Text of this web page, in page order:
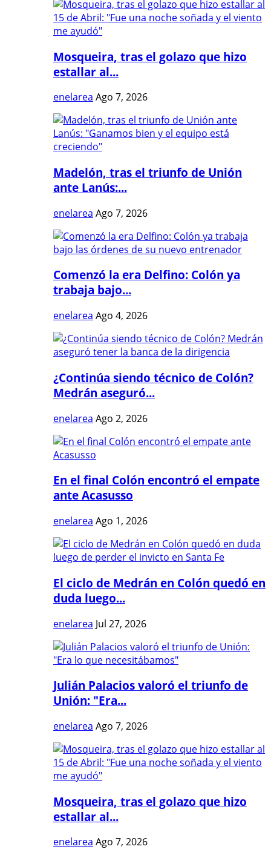
Mosqueira, tras el golazo que hizo
estallar al...
enelarea Ago 7, 2026
Madelón, tras el triunfo de Unión
ante Lanús:...
enelarea Ago 7, 2026
Comenzó la era Delfino: Colón ya
trabaja bajo...
enelarea Ago 4, 2026
¿Continúa siendo técnico de Colón?
Medrán aseguró...
enelarea Ago 2, 2026
En el final Colón encontró el empate
ante Acasusso
enelarea Ago 1, 2026
El ciclo de Medrán en Colón quedó en
duda luego...
enelarea Jul 27, 2026
Julián Palacios valoró el triunfo de
Unión: "Era...
enelarea Ago 7, 2026
Mosqueira, tras el golazo que hizo
estallar al...
enelarea Ago 7, 2026